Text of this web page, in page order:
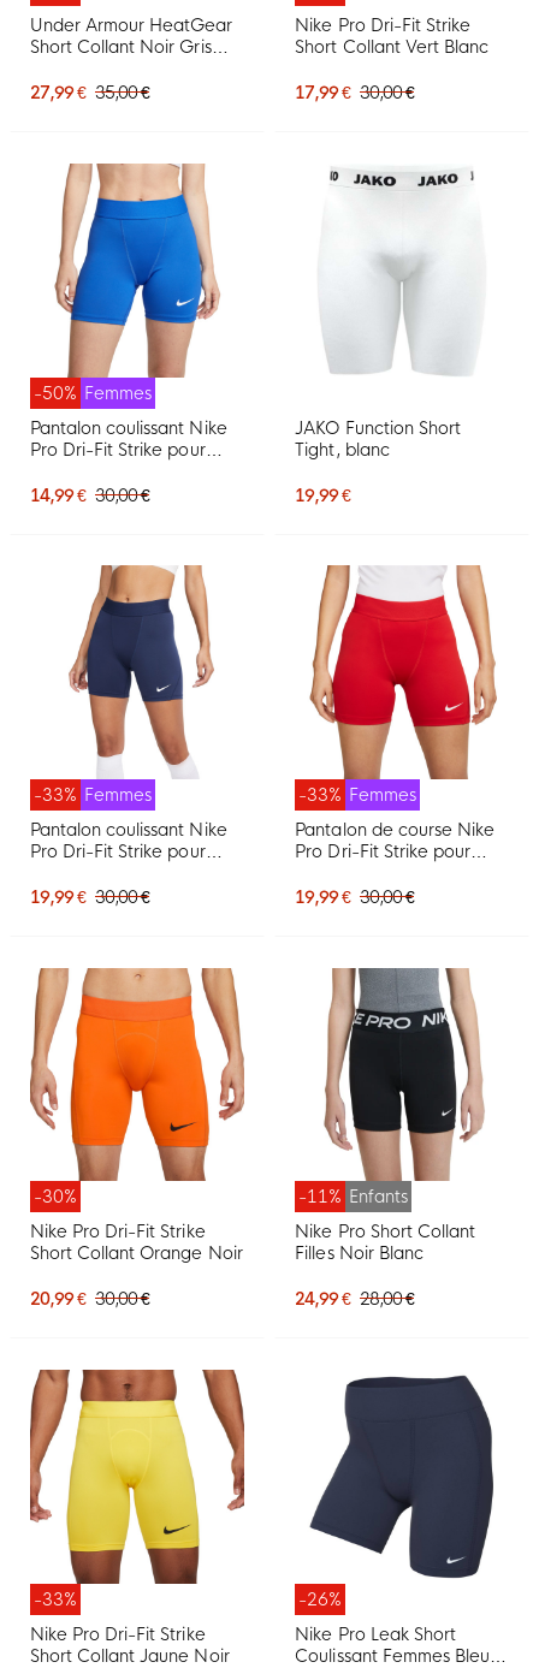
Under Armour HeatGear
Short Collant Noir Gris
27,99 € 35,00 €
Nike Pro Dri-Fit Strike
Short Collant Vert Blanc
17,99 € 30,00 €
-50% Femmes
Pantalon coulissant Nike
Pro Dri-Fit Strike pour
14,99 € 30,00 €
JAKO Function Short
Tight, blanc
19,99 €
-33% Femmes
Pantalon coulissant Nike
Pro Dri-Fit Strike pour
19,99 € 30,00 €
-33% Femmes
Pantalon de course Nike
Pro Dri-Fit Strike pour
19,99 € 30,00 €
-30%
Nike Pro Dri-Fit Strike
Short Collant Orange Noir
20,99 € 30,00 €
-11% Enfants
Nike Pro Short Collant
Filles Noir Blanc
24,99 € 28,00 €
-33%
Nike Pro Dri-Fit Strike
Short Collant Jaune Noir
-26%
Nike Pro Leak Short
Coulissant Femmes Bleu